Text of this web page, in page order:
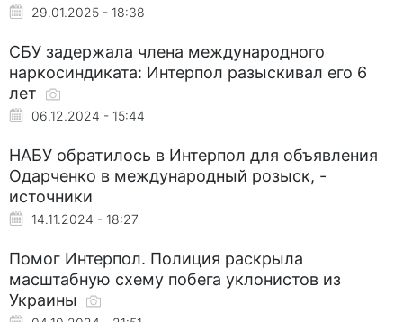
29.01.2025 - 18:38
СБУ задержала члена международного
наркосиндиката: Интерпол разыскивал его 6
лет
06.12.2024 - 15:44
НАБУ обратилось в Интерпол для объявления
Одарченко в международный розыск, -
источники
14.11.2024 - 18:27
Помог Интерпол. Полиция раскрыла
масштабную схему побега уклонистов из
Украины